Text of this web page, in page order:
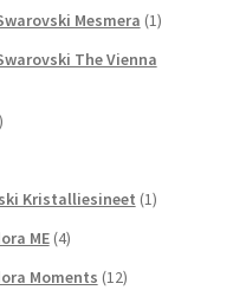
Mesmera (1)
The Vienna
Kristalliesineet (1)
ME (4)
Moments (12)